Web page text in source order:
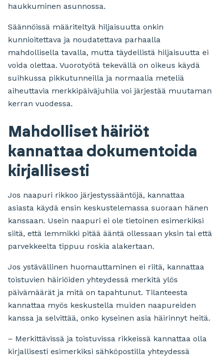
haukkuminen asunnossa.
Säännöissä määriteltyä hiljaisuutta onkin
kunnioitettava ja noudatettava parhaalla
mahdollisella tavalla, mutta täydellistä hiljaisuutta ei
voida olettaa. Vuorotyötä tekevällä on oikeus käydä
suihkussa pikkutunneilla ja normaalia meteliä
aiheuttavia merkkipäiväjuhlia voi järjestää muutaman
kerran vuodessa.
Mahdolliset häiriöt
kannattaa dokumentoida
kirjallisesti
Jos naapuri rikkoo järjestyssääntöjä, kannattaa
asiasta käydä ensin keskustelemassa suoraan hänen
kanssaan. Usein naapuri ei ole tietoinen esimerkiksi
siitä, että lemmikki pitää ääntä ollessaan yksin tai että
parvekkeelta tippuu roskia alakertaan.
Jos ystävällinen huomauttaminen ei riitä, kannattaa
toistuvien häiriöiden yhteydessä merkitä ylös
päivämäärät ja mitä on tapahtunut. Tilanteesta
kannattaa myös keskustella muiden naapureiden
kanssa ja selvittää, onko kyseinen asia häirinnyt heitä.
– Merkittävissä ja toistuvissa rikkeissä kannattaa olla
kirjallisesti esimerkiksi sähköpostilla yhteydessä